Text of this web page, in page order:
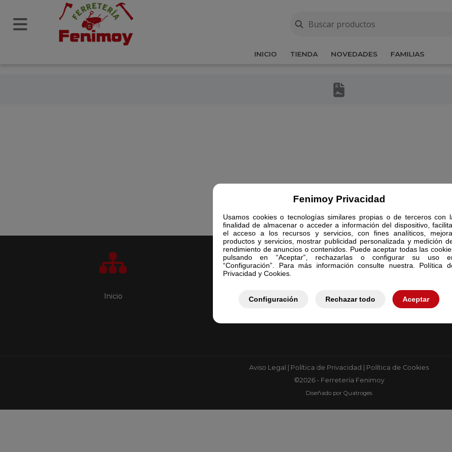
Fenimoy Privacidad
Usamos cookies o tecnologías similares propias o de terceros con
finalidad de almacenar o acceder a información del dispositivo,
el acceso a los recursos y servicios, con fines analíticos,
productos y servicios, mostrar publicidad personalizada y medición
rendimiento de anuncios o contenidos. Puede aceptar todas las
pulsando en “Aceptar”, rechazarlas o configurar su uso
“Configuración”. Para más información consulte nuestra. Política
Privacidad y Cookies.
Configuración Rechazar todo Aceptar
INICIO TIENDA NOVEDADES FAMILIAS
Inicio
Aviso Legal Política de Privacidad
Política de Cookies
©2026 - Ferretería Fenimoy
Diseñado por Quatroges